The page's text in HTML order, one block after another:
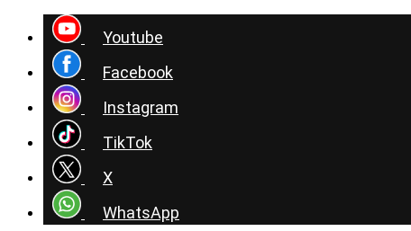
Youtube
Facebook
Instagram
TikTok
X
WhatsApp